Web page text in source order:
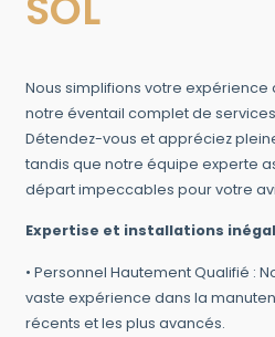
Nous simplifions votre
notre éventail complet de
Détendez-vous et appréciez
tandis que notre équipe experte
départ impeccables pour votre
Expertise et installations
• Personnel Hautement Qualifié :
vaste expérience dans la
récents et les plus avancés.